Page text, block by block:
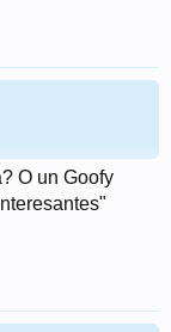
O un Goofy